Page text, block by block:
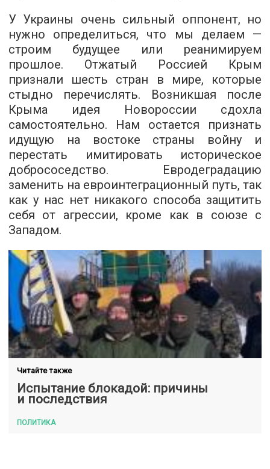
У Украины очень сильный оппонент, но
нужно определиться, что мы делаем —
строим будущее или реанимируем
прошлое. Отжатый Россией Крым
признали шесть стран в мире, которые
стыдно перечислять. Возникшая после
Крыма идея Новороссии сдохла
самостоятельно. Нам остается признать
идущую на востоке страны войну и
перестать имитировать историческое
добрососедство. Евродеградацию
заменить на евроинтеграционный путь, так
как у нас нет никакого способа защитить
себя от агрессии, кроме как в союзе с
Западом.
Читайте также
Испытание блокадой: причины
и последствия
ПОЛИТИКА